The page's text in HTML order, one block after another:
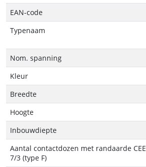
EAN-code
Typenaam
Nom. spanning
Kleur
Breedte
Hoogte
Inbouwdiepte
Aantal contactdozen met randaarde CEE
7/3 (type F)